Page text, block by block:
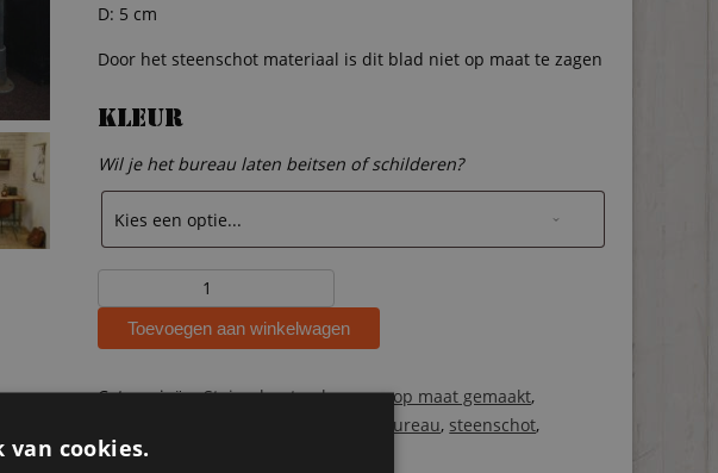
D: 5 cm
Door het steenschot materiaal is dit blad niet op maat te zagen
Kleur
Wil je het bureau laten beitsen of schilderen?
houten
bureau
aantal
Toevoegen aan winkelwagen
Categorieën:Steigerhouten bureaus op maat gemaakt,
bureau, steenschot,
Steigerhout
van cookies.